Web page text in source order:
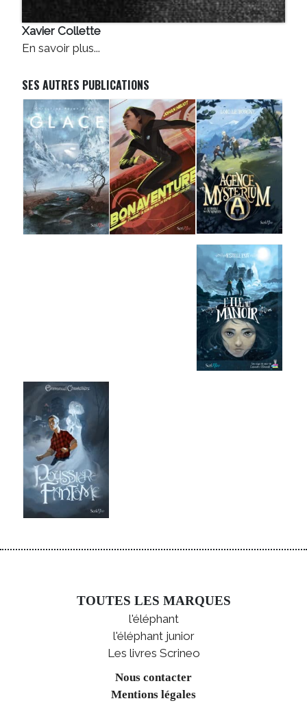
Xavier Collette
En savoir plus...
SES AUTRES PUBLICATIONS
TOUTES LES MARQUES
l'éléphant
l'éléphant junior
Les livres Scrineo
Nous contacter
Mentions légales